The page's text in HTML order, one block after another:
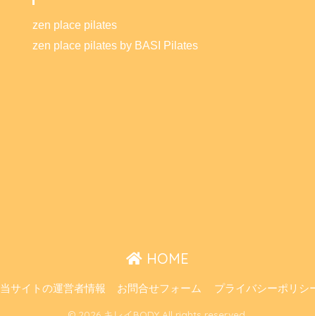
zen place pilates
zen place pilates by BASI Pilates
HOME
当サイトの運営者情報 お問合せフォーム プライバシーポリシ